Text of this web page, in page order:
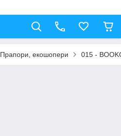
Прапори, екошопери 015 -